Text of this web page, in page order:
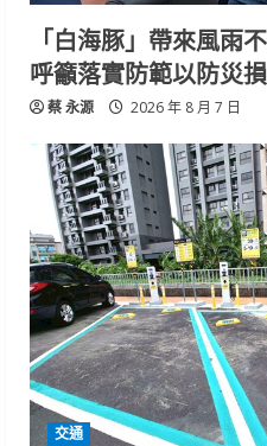
「白海豚」帶來風雨
呼籲落實防範以防災損
蔡 永源 2026 年 8 月 7 日
交通